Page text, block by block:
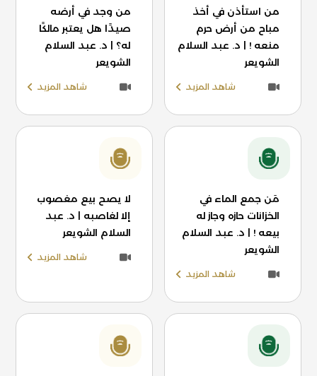
من استأذن في أخذ
مباح من أرض حرم
منعه ! | د. عبد السلام
الشويعر
شاهد المزيد
من وجد في أرضه
صيدًا هل يعتبر مالكًا
له؟ | د. عبد السلام
الشويعر
شاهد المزيد
مَن جمع الماء في
الخزانات حازه وجاز له
بيعه ! | د. عبد السلام
الشويعر
شاهد المزيد
لا يصح بيع مغصوب
إلا لغاصبه | د. عبد
السلام الشويعر
شاهد المزيد